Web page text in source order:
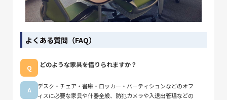
よくある質問（FAQ）
どのような家具を借りられますか？
デスク・チェア・書庫・ロッカー・パーティションなどのオフ
ィスに必要な家具や什器全般、防犯カメラや入退出管理などの